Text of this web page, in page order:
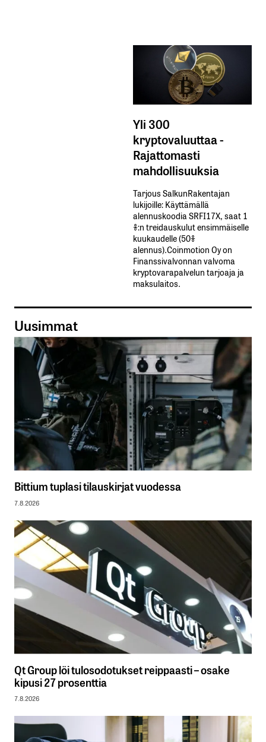
Yli 300
kryptovaluuttaa -
Rajattomasti
mahdollisuuksia
Tarjous SalkunRakentajan
lukijoille: Käyttämällä​ ​
alennuskoodia​ ​SRFI17X,​ ​saat​ ​1
%:n treidauskulut​ ​ensimmäiselle​ ​
kuukaudelle​ ​(50%​ ​
alennus).Coinmotion Oy on
Finanssivalvonnan valvoma
kryptovarapalvelun tarjoaja ja
maksulaitos.
Uusimmat
Bittium tuplasi tilauskirjat vuodessa
7.8.2026
Qt Group löi tulosodotukset reippaasti – osake
kipusi 27 prosenttia
7.8.2026